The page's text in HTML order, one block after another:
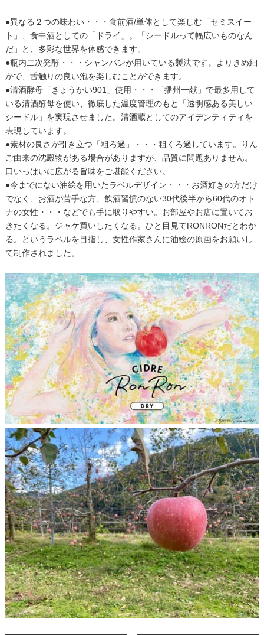
●異なる２つの味わい・・・食前酒/単体として楽しむ「セミスイー
ト」、食中酒としての「ドライ」。「シードルって幅広いものなん
だ」と、多彩な世界を体感できます。
●瓶内二次発酵・・・シャンパンが用いている製法です。よりきめ細
かで、舌触りの良い泡を楽しむことができます。
●清酒酵母「きょうかい901」使用・・・「播州一献」で最多用して
いる清酒酵母を使い、徹底した温度管理のもと「透明感ある美しい
シードル」を実現させました。清酒蔵としてのアイデンティティを
表現しています。
●素材の良さが引き立つ「粗ろ過」・・・粗くろ過しています。りん
ご由来の沈殿物がある場合がありますが、品質に問題ありません。
口いっぱいに広がる旨味をご堪能ください。
●今までにない油絵を用いたラベルデザイン・・・お酒好きの方だけ
でなく、お酒が苦手な方、飲酒習慣のない30代後半から60代のオト
ナの女性・・・などでも手に取りやすい。お部屋やお店に置いてお
きたくなる。ジャケ買いしたくなる。ひと目見てRONRONだとわか
る。というラベルを目指し、女性作家さんに油絵の原画をお願いし
て制作されました。